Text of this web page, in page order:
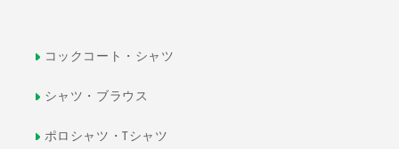
コックコート・シャツ
シャツ・ブラウス
ポロシャツ・Tシャツ